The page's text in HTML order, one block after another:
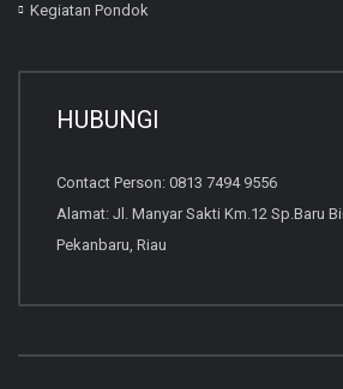
Kegiatan Pondok
HUBUNGI
Contact Person: 0813 7494 9556
Alamat: Jl. Manyar Sakti Km.12 Sp.Baru
Pekanbaru, Riau